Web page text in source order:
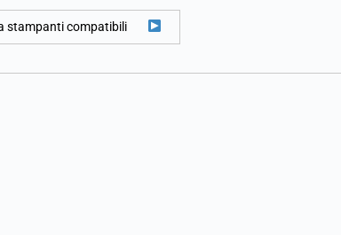
stampanti compatibili